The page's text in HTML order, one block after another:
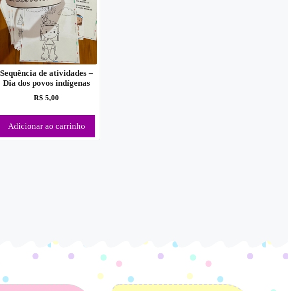
Sequência de atividades –
Dia dos povos indígenas
R$ 5,00
Adicionar ao carrinho